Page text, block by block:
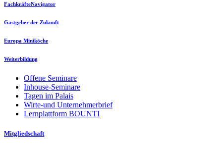
FachkräfteNavigator
Gastgeber der Zukunft
Europa Miniköche
Weiterbildung
Offene Seminare
Inhouse-Seminare
Tagen im Palais
Wirte-und Unternehmerbrief
Lernplattform BOUNTI
Mitgliedschaft